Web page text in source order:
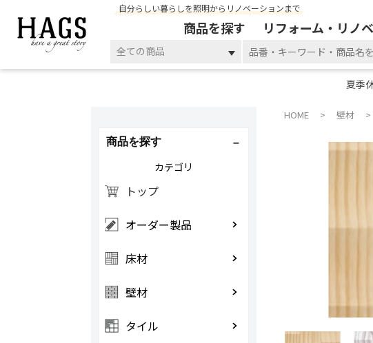
自分らしい暮らしを照明からリノベーションまで
商品を探す リフォーム・リノ
全ての商品
夏季
HOME 壁材
商品を探す
カテゴリ
トップ
オーダー製品
床材
壁材
タイル